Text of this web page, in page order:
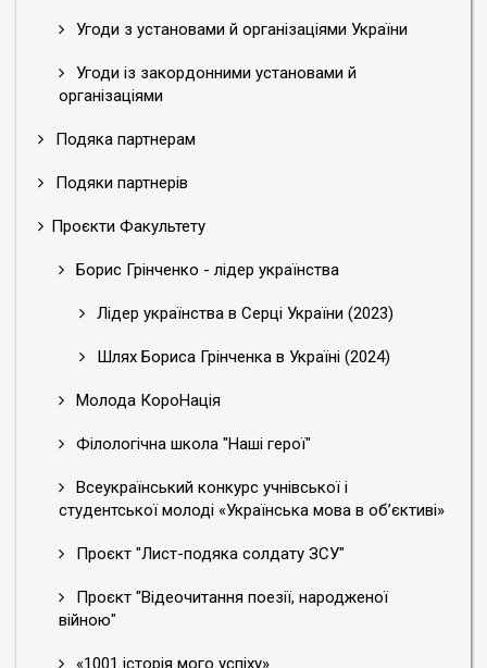
Угоди з установами й організаціями України
Угоди із закордонними установами й
організаціями
Подяка партнерам
Подяки партнерів
Проєкти Факультету
Борис Грінченко - лідер українства
Лідер українства в Серці України (2023)
Шлях Бориса Грінченка в Україні (2024)
Молода КороНація
Філологічна школа "Наші герої"
Всеукраїнський конкурс учнівської і
студентської молоді «Українська мова в об’єктиві»
Проєкт "Лист-подяка солдату ЗСУ"
Проєкт "Відеочитання поезії, народженої
війною"
«1001 історія мого успіху»